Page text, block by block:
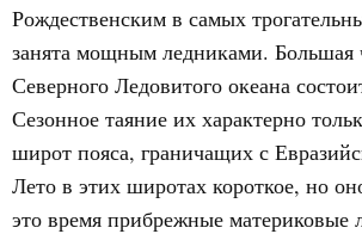
Рождественским в самых
занята мощным ледниками. Большая
Северного Ледовитого океана
Сезонное таяние их характерно
широт пояса, граничащих с
Лето в этих широтах короткое, но
это время прибрежные материковые